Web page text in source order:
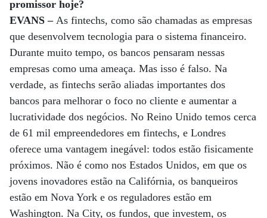
promissor hoje?
EVANS –As fintechs, como são chamadas as empresas
que desenvolvem tecnologia para o sistema financeiro.
Durante muito tempo, os bancos pensaram nessas
empresas como uma ameaça. Mas isso é falso. Na
verdade, as fintechs serão aliadas importantes dos
bancos para melhorar o foco no cliente e aumentar a
lucratividade dos negócios. No Reino Unido temos cerca
de 61 mil empreendedores em fintechs, e Londres
oferece uma vantagem inegável: todos estão fisicamente
próximos. Não é como nos Estados Unidos, em que os
jovens inovadores estão na Califórnia, os banqueiros
estão em Nova York e os reguladores estão em
Washington. Na City, os fundos, que investem, os